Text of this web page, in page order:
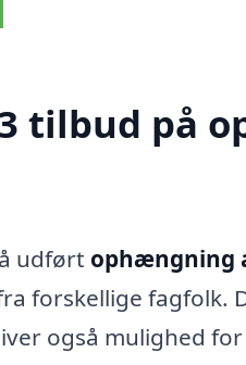
tilbud på
udført ophængning
forskellige fagfolk.
også mulighed